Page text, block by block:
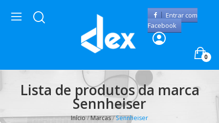
Entrar com
Facebook
0
Lista de produtos da marca
Sennheiser
Início Marcas Sennheiser